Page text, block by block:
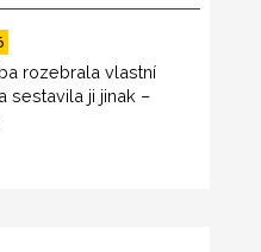
rozebrala vlastní
sestavila ji jinak –